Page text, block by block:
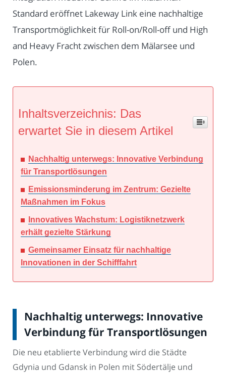
Standard eröffnet Lakeway Link eine nachhaltige
Transportmöglichkeit für Roll-on/Roll-off und High
and Heavy Fracht zwischen dem Mälarsee und
Polen.
Inhaltsverzeichnis: Das
erwartet Sie in diesem Artikel
Nachhaltig unterwegs: Innovative Verbindung
für Transportlösungen
Emissionsminderung im Zentrum: Gezielte
Maßnahmen im Fokus
Innovatives Wachstum: Logistiknetzwerk
erhält gezielte Stärkung
Gemeinsamer Einsatz für nachhaltige
Innovationen in der Schifffahrt
Nachhaltig unterwegs: Innovative
Verbindung für Transportlösungen
Die neu etablierte Verbindung wird die Städte
Gdynia und Gdansk in Polen mit Södertälje und